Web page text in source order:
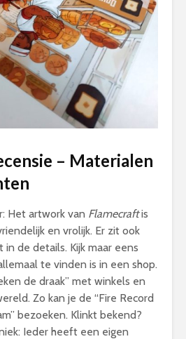
– Materialen
Het artwork van Flamecraftis
en vrolijk. Er zit ook
de details. Kijk maar eens
te vinden is in een shop.
de draak” met winkels en
Zo kan je de “Fire Record
bezoeken. Klinkt bekend?
Ieder heeft een eigen